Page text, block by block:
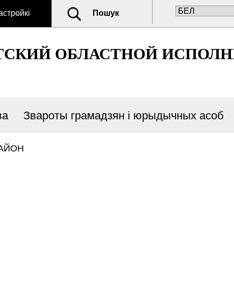
Пошук
ОБЛАСТНОЙ
Звароты грамадзян і юрыдычных асоб